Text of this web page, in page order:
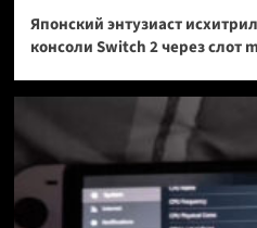
Японский энтузиаст
консоли Switch 2 через слот